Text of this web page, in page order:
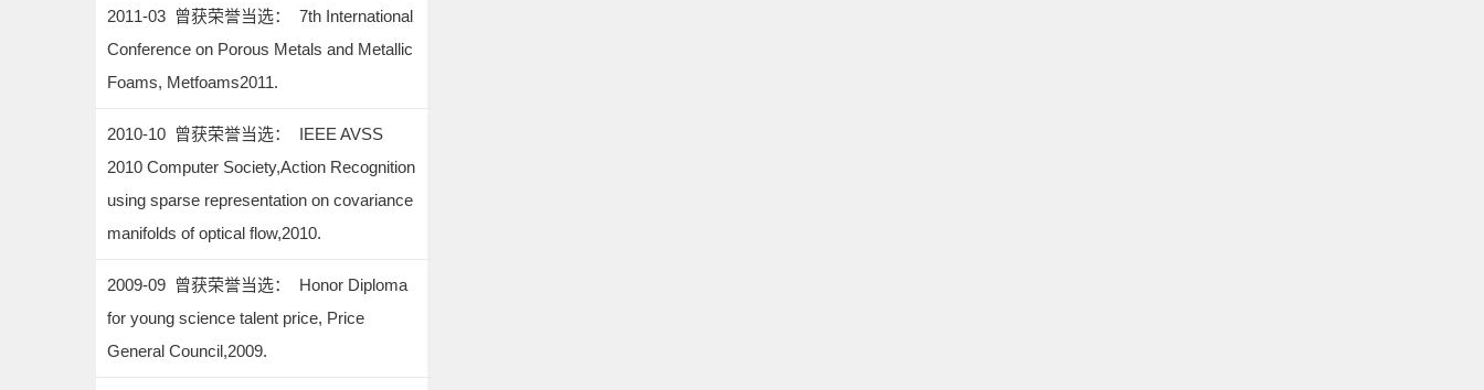
2011-03 曾获荣誉当选： 7th International
Conference on Porous Metals and Metallic
Foams, Metfoams2011.
2010-10 曾获荣誉当选： IEEE AVSS
2010 Computer Society,Action Recognition
using sparse representation on covariance
manifolds of optical flow,2010.
2009-09 曾获荣誉当选： Honor Diploma
for young science talent price, Price
General Council,2009.